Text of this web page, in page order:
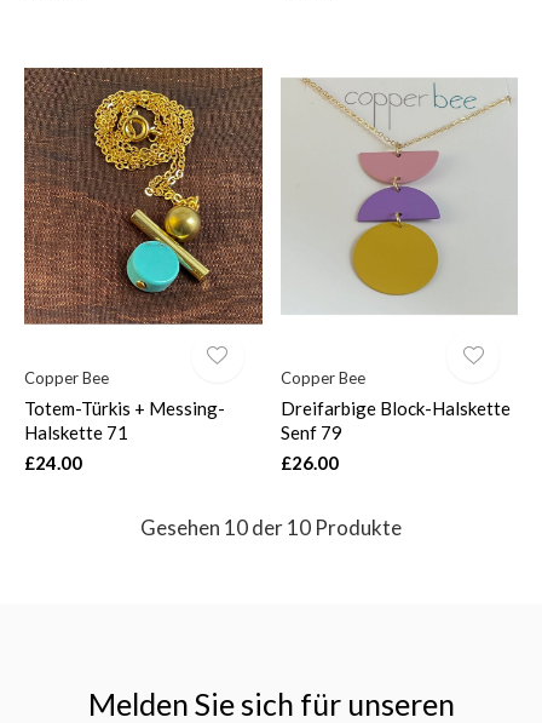
Copper Bee
Totem-Türkis + Messing-
Halskette 71
£24.00
Copper Bee
Dreifarbige Block-Halskette
Senf 79
£26.00
Gesehen 10 der 10 Produkte
Melden Sie sich für unseren